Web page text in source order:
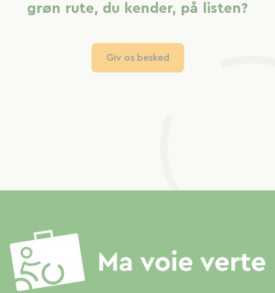
grøn rute, du kender, på listen?
Giv os besked